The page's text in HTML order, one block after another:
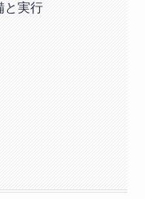
と実行